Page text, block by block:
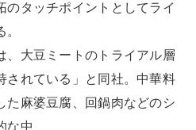
のタッチポイントとしてライ
、大豆ミートのトライアル層
されている」と同社。中華料
た麻婆豆腐、回鍋肉などのシ
な中